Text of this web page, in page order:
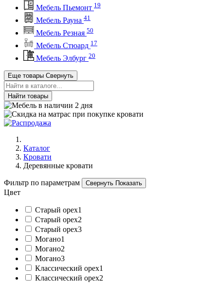
Мебель Пьемонт 19
Мебель Рауна 41
Мебель Резная 50
Мебель Стюард 17
Мебель Элбург 20
Еще товары Свернуть
Найти товары
Каталог
Кровати
Деревянные кровати
Фильтр по параметрам Свернуть Показать
Цвет
Старый орех1
Старый орех2
Старый орех3
Могано1
Могано2
Могано3
Классический орех1
Классический орех2